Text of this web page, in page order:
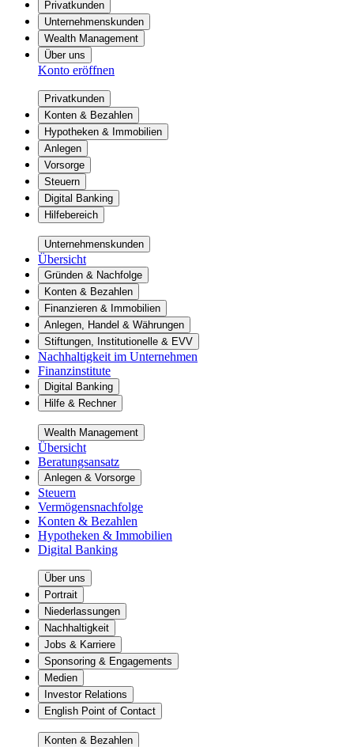
Privatkunden
Unternehmenskunden
Wealth Management
Über uns
Konto eröffnen
Privatkunden
Konten & Bezahlen
Hypotheken & Immobilien
Anlegen
Vorsorge
Steuern
Digital Banking
Hilfebereich
Unternehmenskunden
Übersicht
Gründen & Nachfolge
Konten & Bezahlen
Finanzieren & Immobilien
Anlegen, Handel & Währungen
Stiftungen, Institutionelle & EVV
Nachhaltigkeit im Unternehmen
Finanzinstitute
Digital Banking
Hilfe & Rechner
Wealth Management
Übersicht
Beratungsansatz
Anlegen & Vorsorge
Steuern
Vermögensnachfolge
Konten & Bezahlen
Hypotheken & Immobilien
Digital Banking
Über uns
Portrait
Niederlassungen
Nachhaltigkeit
Jobs & Karriere
Sponsoring & Engagements
Medien
Investor Relations
English Point of Contact
Konten & Bezahlen